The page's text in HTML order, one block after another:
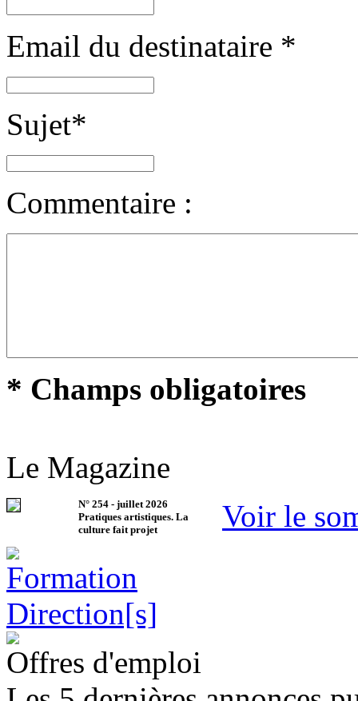
Email du destinataire *
Sujet*
Commentaire :
* Champs obligatoires
Le Magazine
N° 254 - juillet 2026
Pratiques artistiques. La
culture fait projet
Voir le
Offres d'emploi